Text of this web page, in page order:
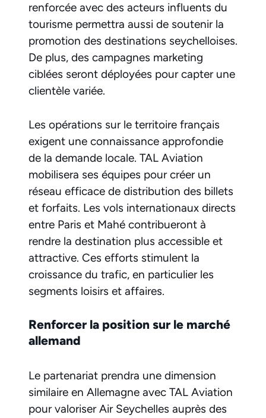
renforcée avec des acteurs influents du
tourisme permettra aussi de soutenir la
promotion des destinations seychelloises.
De plus, des campagnes marketing
ciblées seront déployées pour capter une
clientèle variée.
Les opérations sur le territoire français
exigent une connaissance approfondie
de la demande locale. TAL Aviation
mobilisera ses équipes pour créer un
réseau efficace de distribution des billets
et forfaits. Les vols internationaux directs
entre Paris et Mahé contribueront à
rendre la destination plus accessible et
attractive. Ces efforts stimulent la
croissance du trafic, en particulier les
segments loisirs et affaires.
Renforcer la position sur le marché
allemand
Le partenariat prendra une dimension
similaire en Allemagne avec TAL Aviation
pour valoriser Air Seychelles auprès des